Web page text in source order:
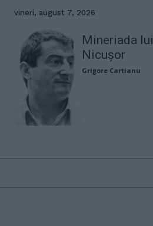
vineri, august 7, 2026
Mineriada lui
Nicușor
Grigore Cartianu